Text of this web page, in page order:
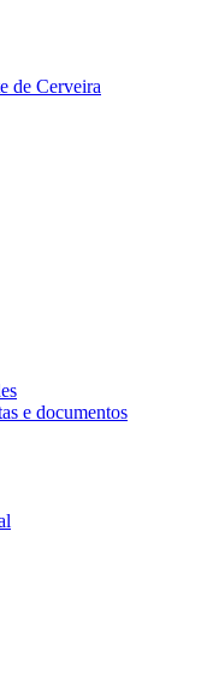
e documentos